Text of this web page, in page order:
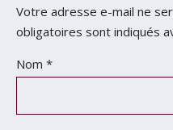
Votre adresse e-mail ne
obligatoires sont indiqués
Nom *